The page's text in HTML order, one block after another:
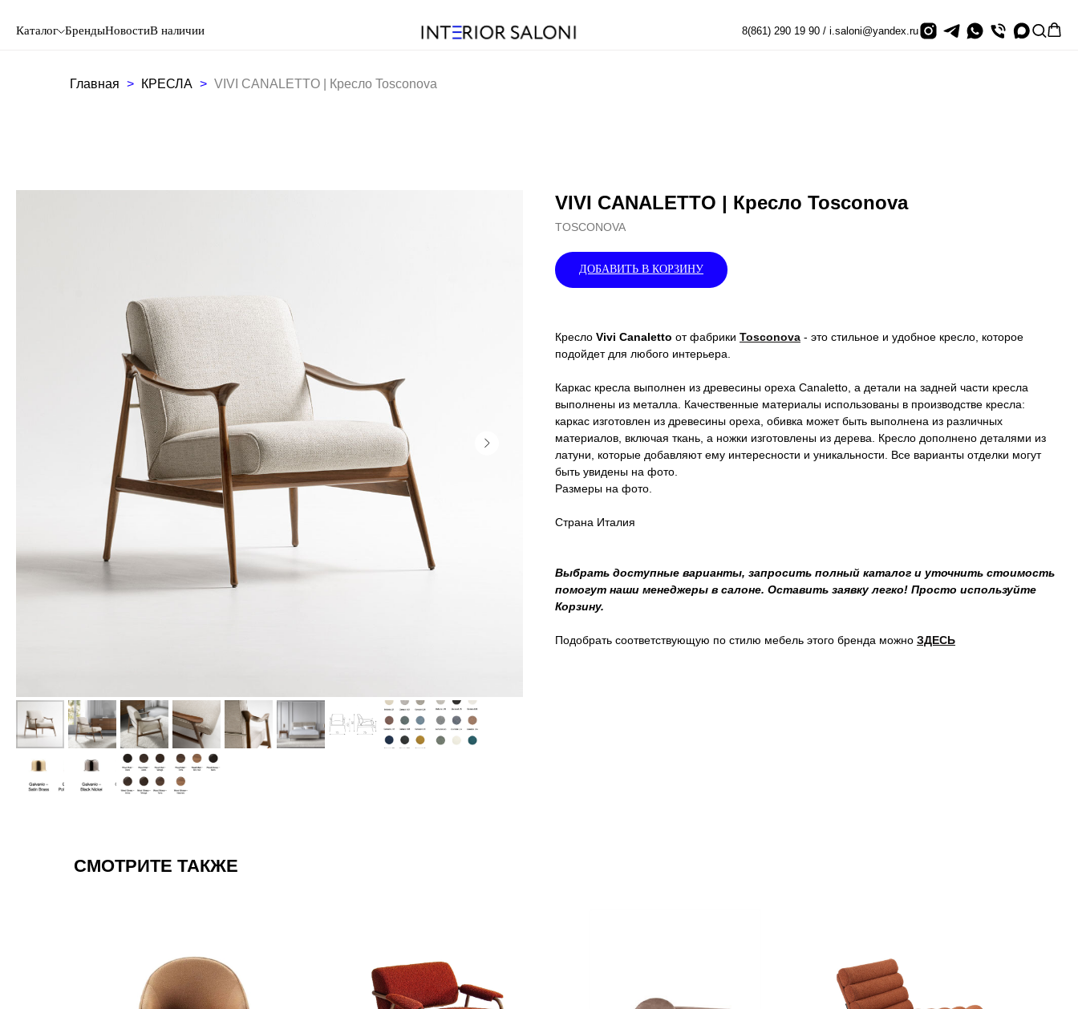
Каталог БрендыНовостиВ наличии 8(861) 290 19 90 / i.saloni@yandex.ru
Главная КРЕСЛА VIVI CANALETTO | Кресло Tosconova
VIVI CANALETTO | Кресло Tosconova
TOSCONOVA
ДОБАВИТЬ В КОРЗИНУ
Кресло Vivi Canaletto от фабрики Tosconova - это стильное и удобное кресло, которое
подойдет для любого интерьера.
Каркас кресла выполнен из древесины ореха Canaletto, а детали на задней части кресла
выполнены из металла. Качественные материалы использованы в производстве кресла:
каркас изготовлен из древесины ореха, обивка может быть выполнена из различных
материалов, включая ткань, а ножки изготовлены из дерева. Кресло дополнено деталями из
латуни, которые добавляют ему интересности и уникальности. Все варианты отделки могут
быть увидены на фото.
Размеры на фото.
Страна Италия
Выбрать доступные варианты, запросить полный каталог и уточнить стоимость
помогут наши менеджеры в салоне. Оставить заявку легко! Просто используйте
Корзину.
Подобрать соответствующую по стилю мебель этого бренда можно ЗДЕСЬ
СМОТРИТЕ ТАКЖЕ